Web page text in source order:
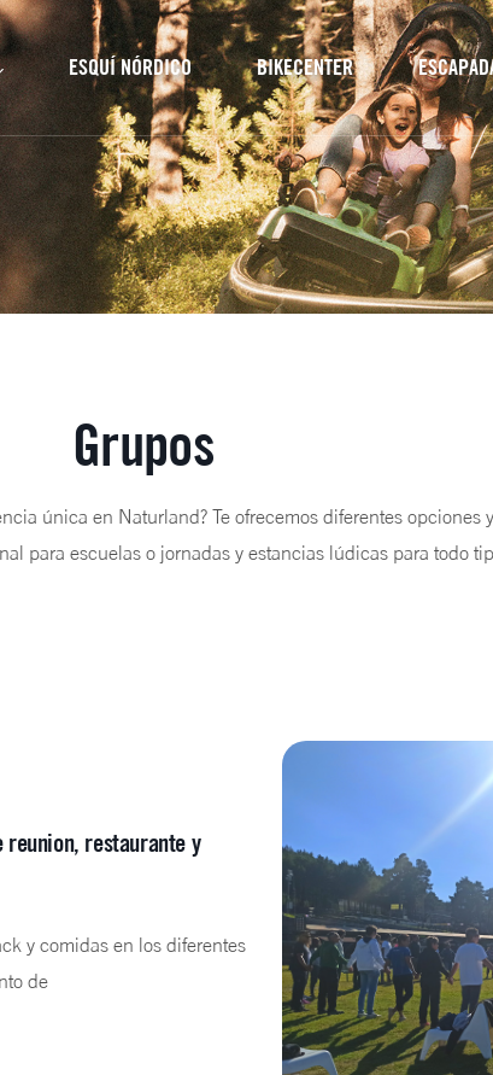
ESQUÍ NÓRDICO BIKECENTER
Grupos
única en Naturland? Te ofrecemos diferentes opciones
para escuelas o jornadas y estancias lúdicas para todo
reunion, restaurante y
y comidas en los diferentes
de